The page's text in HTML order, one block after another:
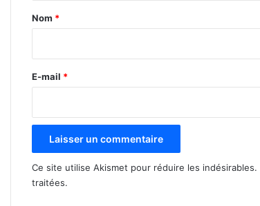
a
e
Nom *
E-mail *
Ce site utilise Akismet pour réduire les indésirables.
traitées.